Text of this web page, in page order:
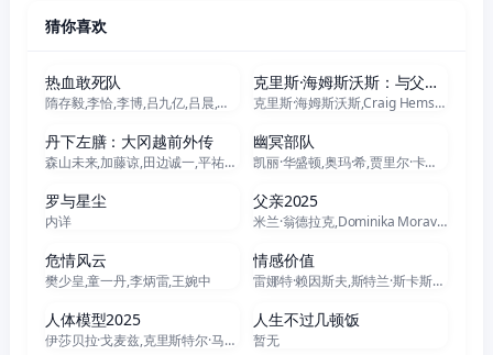
猜你喜欢
热血敢死队
隋存毅,李恰,李博,吕九亿,吕晨,王锦,刘小宾,杨明,冯奕鸣
克里斯·海姆斯沃斯：与父亲的骑行之旅
克里斯·海姆斯沃斯,Craig Hemsworth,Leonie Hemsworth
正片
丹下左膳：大冈越前外传
森山未来,加藤谅,田边诚一,平祐奈,每熊克哉,榎木孝明,黑木华,宇梶刚士,高桥克典,福士诚治,相岛一之,田村亮,横内正
正片
幽冥部队
凯丽·华盛顿,奥玛·希,贾里尔·卡马拉,马克·斯特朗,达明·乔伊·伦道夫,马索·曼恩,马歇尔·库克,爱德·奎恩,马文·琼斯三世,杰内尔·史蒂文斯,萨拉·贝克,娜塔利娅·雷耶斯,安柚鑫,Carlos Rey del Castillo,奥特玛拉·马蕾罗,Jhon Calderon,Juan Sebastián Castañeda,Enzo Morales,Diego Caldas,杰克·塔珀
正片
罗与星尘
内详
正片
父亲2025
米兰·翁德拉克,Dominika Moravkova,安娜·盖伊斯洛娃
危情风云
樊少皇,童一丹,李炳雷,王婉中
正片
情感价值
雷娜特·赖因斯夫,斯特兰·斯卡斯加德,英加·伊布斯多特·莉莉亚斯,艾丽·范宁,安德斯·丹尼尔森·李,加斯帕·克里斯滕森,莱娜·恩卓,科里·迈克尔·史密斯,凯瑟琳·科恩,Andreas Stoltenberg Granerud,Øyvind Hesjedal Loven,拉斯·瓦林格,Ida Marianne Vassbotn Klasson,Vilde Søyland,Sigrid Lorentzen Abelsnes,Mari Strand Ferstad,Eiril Tormodsdatter Sol
正片
人体模型2025
伊莎贝拉·戈麦兹,克里斯特尔·马丁,林赛·拉旺希
全7集
人生不过几顿饭
暂无
全7集